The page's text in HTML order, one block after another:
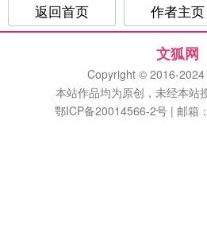
返回首页 作者主页
文狐网
Copyright © 2016-
本站作品均为原创，未经本站
鄂ICP备20014566-2号 | 邮箱